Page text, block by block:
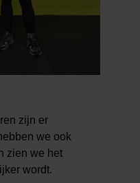
zijn er
we ook
zien we het
wordt.